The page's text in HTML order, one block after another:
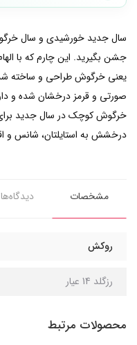
سال جدید خورشیدی و سال
جشن بگیرید. این چارم که با
یعنی خرگوش طراحی و ساخته
خرگوش کوچک در سال جدید برای
درخشش به استایلتان، شانس و
مشخصات دیدگاه‌ها
روکش
رزگلد 14 عیار
محصولات مرتبط